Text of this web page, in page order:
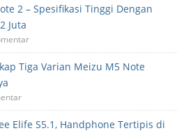
2 – Spesifikasi Tinggi Dengan
Juta
Tiga Varian Meizu M5 Note
Elife S5.1, Handphone Tertipis di